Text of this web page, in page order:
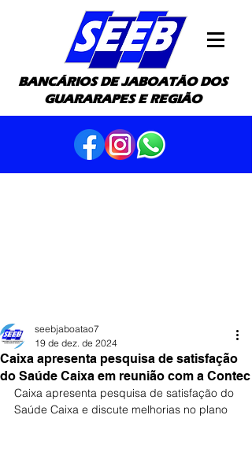
BANCÁRIOS DE JABOATÃO DOS
GUARARAPES E REGIÃO
Caixa apresenta pesquisa de satisfação
do Saúde Caixa em reunião com a Contec
seebjaboatao7
19 de dez. de 2024
Caixa apresenta pesquisa de satisfação do
Saúde Caixa e discute melhorias no plano